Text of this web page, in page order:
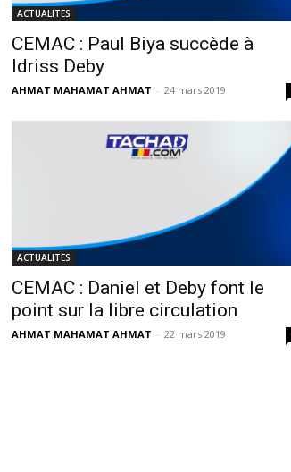
ACTUALITES
CEMAC : Paul Biya succède à
Idriss Deby
AHMAT MAHAMAT AHMAT - 24 mars 2019
ACTUALITES
CEMAC : Daniel et Deby font le
point sur la libre circulation
AHMAT MAHAMAT AHMAT - 22 mars 2019